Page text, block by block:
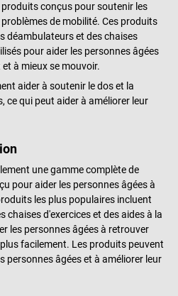
conçus pour soutenir les
de mobilité. Ces produits
déambulateurs et des chaises
pour aider les personnes âgées
à mieux se mouvoir.
aider à soutenir le dos et la
ce qui peut aider à améliorer leur
une gamme complète de
pour aider les personnes âgées à
les plus populaires incluent
chaises d'exercices et des aides à la
les personnes âgées à retrouver
facilement. Les produits peuvent
personnes âgées et à améliorer leur